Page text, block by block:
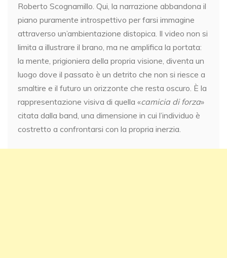
Roberto Scognamillo. Qui, la narrazione abbandona il
piano puramente introspettivo per farsi immagine
attraverso un’ambientazione distopica. Il video non si
limita a illustrare il brano, ma ne amplifica la portata:
la mente, prigioniera della propria visione, diventa un
luogo dove il passato è un detrito che non si riesce a
smaltire e il futuro un orizzonte che resta oscuro. È la
rappresentazione visiva di quella «camicia di forza»
citata dalla band, una dimensione in cui l’individuo è
costretto a confrontarsi con la propria inerzia.